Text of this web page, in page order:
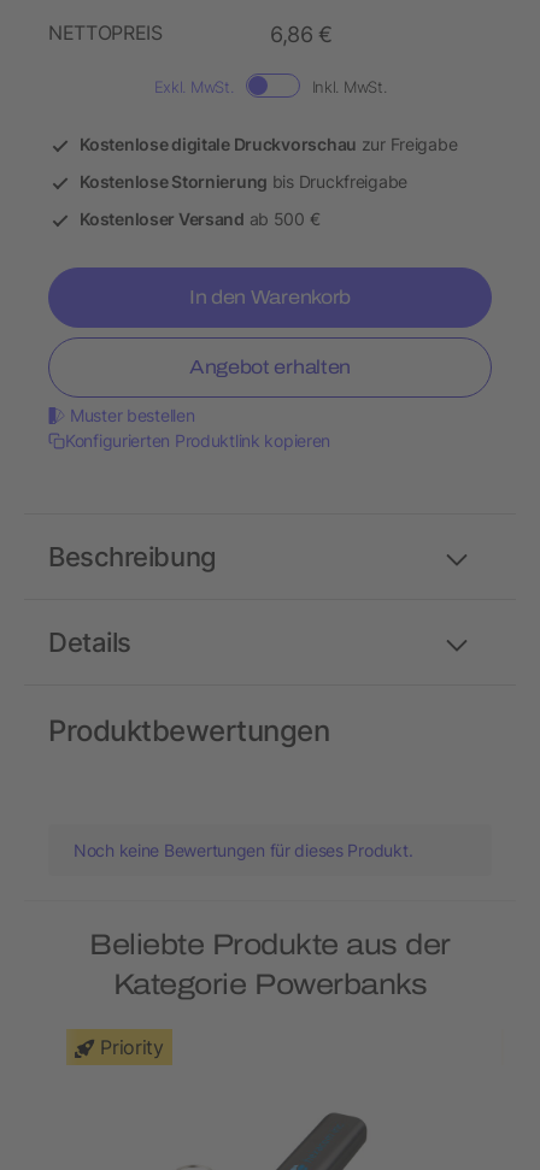
NETTOPREIS
6,86 €
Exkl. MwSt. Inkl. MwSt.
Kostenlose digitale Druckvorschau zur Freigabe
Kostenlose Stornierung bis Druckfreigabe
Kostenloser Versand ab 500 €
In den Warenkorb
Angebot erhalten
Muster bestellen
Konfigurierten Produktlink kopieren
Details
Beschreibung
Produktbewertungen
Noch keine Bewertungen für dieses Produkt.
Beliebte Produkte aus der
Kategorie Powerbanks
Priority